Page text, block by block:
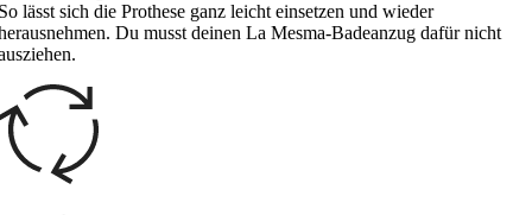
lässt sich die Prothese ganz leicht einsetzen und wieder
Du musst deinen La Mesma-Badeanzug dafür nicht